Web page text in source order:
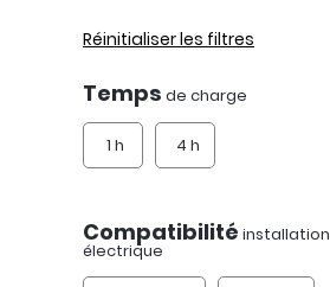
Réinitialiser les filtres
Temps de charge
1 h 4 h
Compatibilité installation
électrique